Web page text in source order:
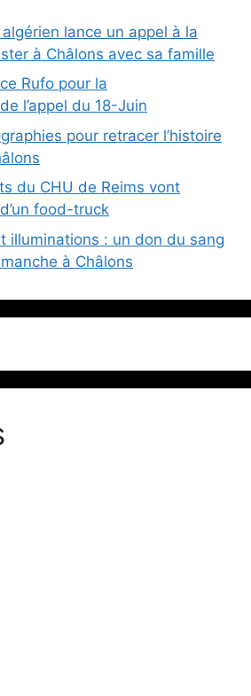
lance un appel à la
à Châlons avec sa famille
Rufo pour la
l’appel du 18-Juin
pour retracer l’histoire
du CHU de Reims vont
food-truck
illuminations : un don du sang
à Châlons